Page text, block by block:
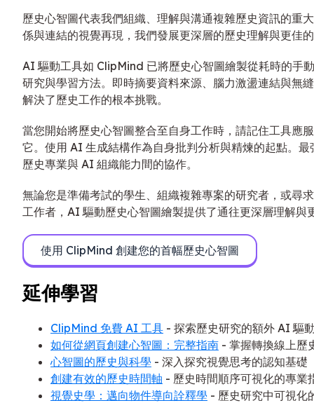
歷史心智圖代表我們組織、理解與溝通複雜歷史資訊的重
係與連結的視覺再現，我們發展更深層的歷史理解與更佳
AI 驅動工具如 ClipMind 已將歷史心智圖繪製從耗時的手
研究與學習方法。即時摘要資料來源、腦力激盪連結與無
解決了歷史工作的根本挑戰。
當您開始將歷史心智圖整合至自身工作時，請記住工具應
它。使用 AI 生成結構作為自身批判分析與精煉的起點。
歷史專業與 AI 組織能力間的協作。
無論您是準備考試的學生、組織複雜專案的研究者，或尋
工作者，AI 驅動歷史心智圖繪製提供了通往更深層理解與
使用 ClipMind 創建您的首幅歷史心智圖
延伸學習
ClipMind 免費 AI 工具 - 探索歷史研究的額外 AI 驅
如何從網頁創建心智圖：完整指南 - 掌握轉換線上歷
心智圖的歷史與科學 - 深入探究視覺思考的認知基礎
創建有效的歷史時間軸 - 歷史時間順序可視化的專業
視覺史學：邁向物件導向詮釋學 - 歷史研究中可視化